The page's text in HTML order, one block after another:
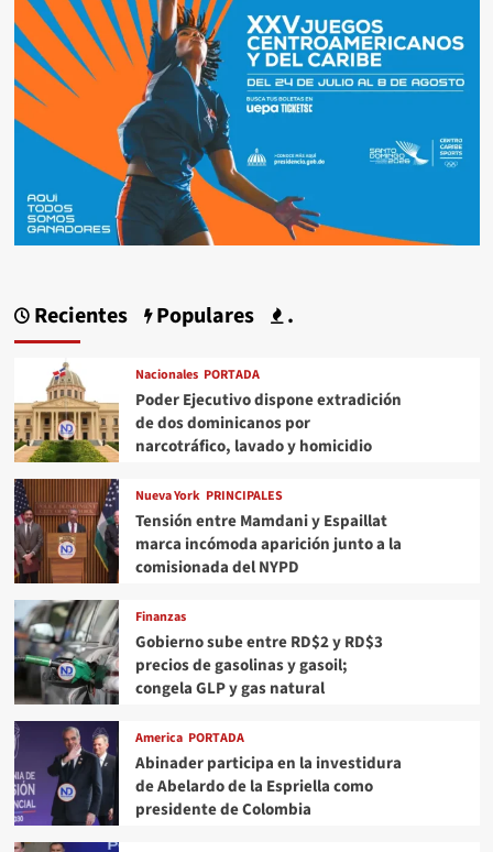
Recientes Populares .
Nacionales PORTADA
Poder Ejecutivo dispone extradición
de dos dominicanos por
narcotráfico, lavado y homicidio
Nueva York PRINCIPALES
Tensión entre Mamdani y Espaillat
marca incómoda aparición junto a la
comisionada del NYPD
Finanzas
Gobierno sube entre RD$2 y RD$3
precios de gasolinas y gasoil;
congela GLP y gas natural
America PORTADA
Abinader participa en la investidura
de Abelardo de la Espriella como
presidente de Colombia